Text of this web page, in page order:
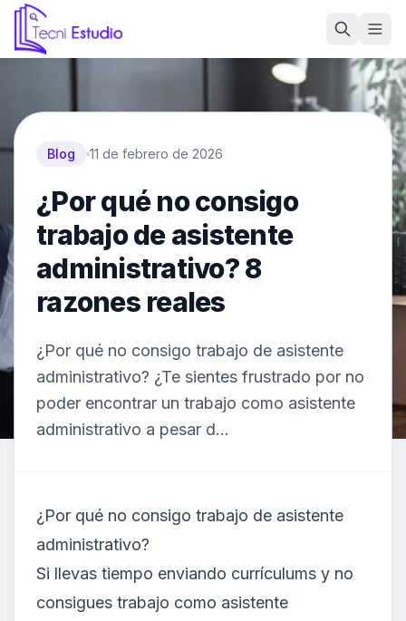
Ir a la página de inicio de Tecni Estudio
Blog 11 de febrero de 2026
¿Por qué no consigo
trabajo de asistente
administrativo? 8
razones reales
¿Por qué no consigo trabajo de asistente
administrativo? ¿Te sientes frustrado por no
poder encontrar un trabajo como asistente
administrativo a pesar d...
¿Por qué no consigo trabajo de asistente
administrativo?
Si llevas tiempo enviando currículums y no
consigues trabajo como asistente